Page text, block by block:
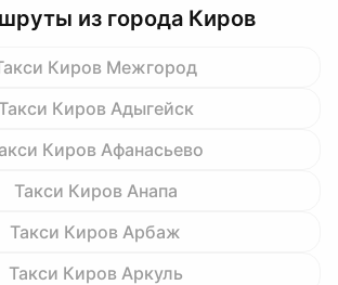
из города Киров
Киров Межгород
Киров Адыгейск
Киров Афанасьево
Такси Киров Анапа
Такси Киров Арбаж
Такси Киров Аркуль